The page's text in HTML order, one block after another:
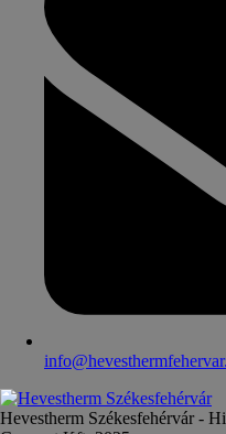
Hevestherm Székesfehérvár -